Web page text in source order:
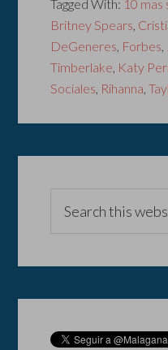
Tagged With: 10 mas
Britney Spears
DeGeneres Forbes
Timberlake Katy
Sociales Rihanna ,